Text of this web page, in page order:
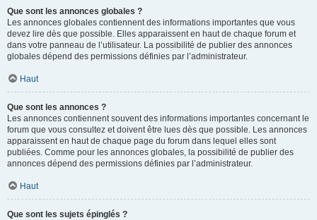
Que sont les annonces globales ?
Les annonces globales contiennent des informations importantes que vous
devez lire dès que possible. Elles apparaissent en haut de chaque forum et
dans votre panneau de l’utilisateur. La possibilité de publier des annonces
globales dépend des permissions définies par l’administrateur.
Haut
Que sont les annonces ?
Les annonces contiennent souvent des informations importantes concernant le
forum que vous consultez et doivent être lues dès que possible. Les annonces
apparaissent en haut de chaque page du forum dans lequel elles sont
publiées. Comme pour les annonces globales, la possibilité de publier des
annonces dépend des permissions définies par l’administrateur.
Haut
Que sont les sujets épinglés ?